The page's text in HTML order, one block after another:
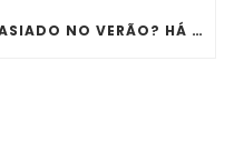
A SUA CASA AQUECE DEMASIADO NO VERÃO? HÁ ERROS QUE QUASE TODA A GENTE COMETE